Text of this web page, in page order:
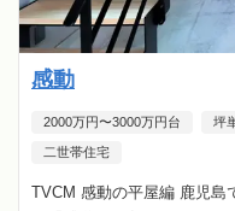
感動
2000万円〜3000万円台 坪
二世帯住宅
TVCM 感動の平屋編 鹿児島